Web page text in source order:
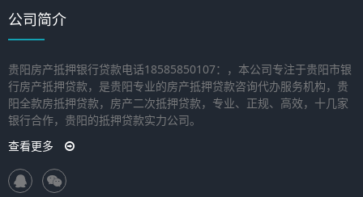
公司简介
贵阳房产抵押银行贷款电话18585850107：，本公司专注于贵阳市银
行房产抵押贷款，是贵阳专业的房产抵押贷款咨询代办服务机构，贵
阳全款房抵押贷款，房产二次抵押贷款，专业、正规、高效，十几家
银行合作，贵阳的抵押贷款实力公司。
查看更多